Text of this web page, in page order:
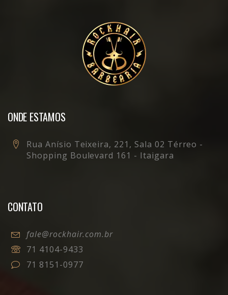
ONDE ESTAMOS
Rua Anísio Teixeira, 221, Sala 02 Térreo -
Shopping Boulevard 161 - Itaigara
CONTATO
fale@rockhair.com.br
71 4104-9433
71 8151-0977